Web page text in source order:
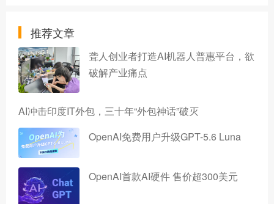
推荐文章
聋人创业者打造AI机器人普惠平台，欲
破解产业痛点
AI冲击印度IT外包，三十年“外包神话”破灭
OpenAI免费用户升级GPT-5.6 Luna
OpenAI首款AI硬件 售价超300美元